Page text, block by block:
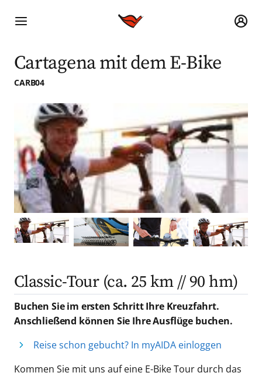
Cartagena mit dem E-Bike
CARB04
Classic-Tour (ca. 25 km // 90 hm)
Buchen Sie im ersten Schritt Ihre Kreuzfahrt.
Anschließend können Sie Ihre Ausflüge buchen.
Reise schon gebucht? In myAIDA einloggen
Kommen Sie mit uns auf eine E-Bike Tour durch das